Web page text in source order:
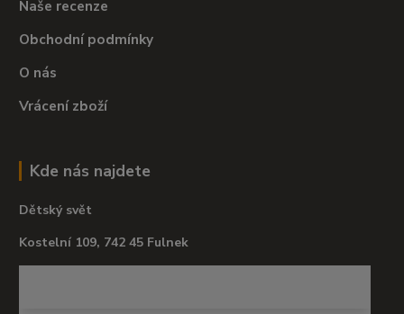
Naše recenze
Obchodní podmínky
O nás
Vrácení zboží
Kde nás najdete
Dětský svět
Kostelní 109, 742 45 Fulnek